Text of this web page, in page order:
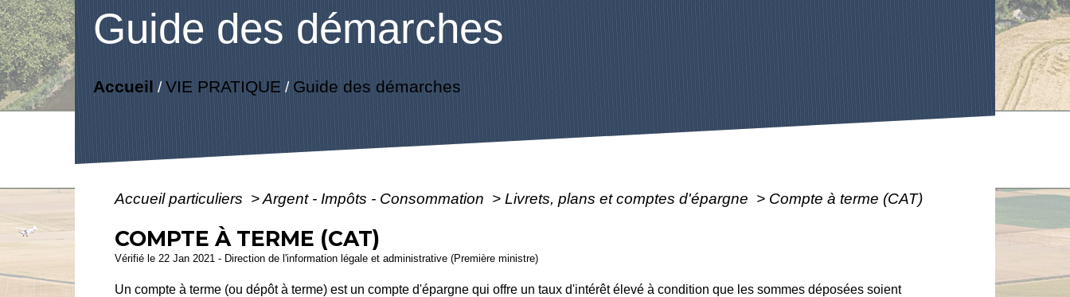
Guide des démarches
Accueil /VIE PRATIQUE/ Guide des démarches
Accueil particuliers >Argent - Impôts - Consommation > Livrets, plans et comptes d'épargne > Compte à terme (CAT)
COMPTE À TERME (CAT)
Vérifié le 22 Jan 2021 - Direction de l'information légale et administrative (Première ministre)
Un compte à terme (ou dépôt à terme) est un compte d'épargne qui offre un taux d'intérêt élevé à condition que les sommes déposées soient